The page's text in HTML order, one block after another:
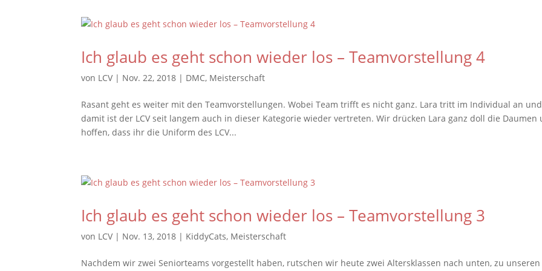
Ich glaub es geht schon wieder los – Teamvorstellung 4
von LCV | Nov. 22, 2018 | DMC, Meisterschaft
Rasant geht es weiter mit den Teamvorstellungen. Wobei Team trifft es nicht ganz. Lara tritt im Individual an und
damit ist der LCV seit langem auch in dieser Kategorie wieder vertreten. Wir drücken Lara ganz doll die Daumen
hoffen, dass ihr die Uniform des LCV...
Ich glaub es geht schon wieder los – Teamvorstellung 3
von LCV | Nov. 13, 2018 | KiddyCats, Meisterschaft
Nachdem wir zwei Seniorteams vorgestellt haben, rutschen wir heute zwei Altersklassen nach unten, zu unseren